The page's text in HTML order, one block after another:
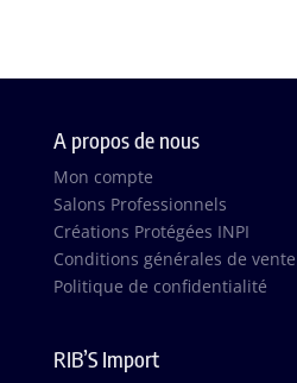
A propos de nous
Mon compte
Salons Professionnels
Créations Protégées INPI
Conditions générales de vente
Politique de confidentialité
RIB’S Import